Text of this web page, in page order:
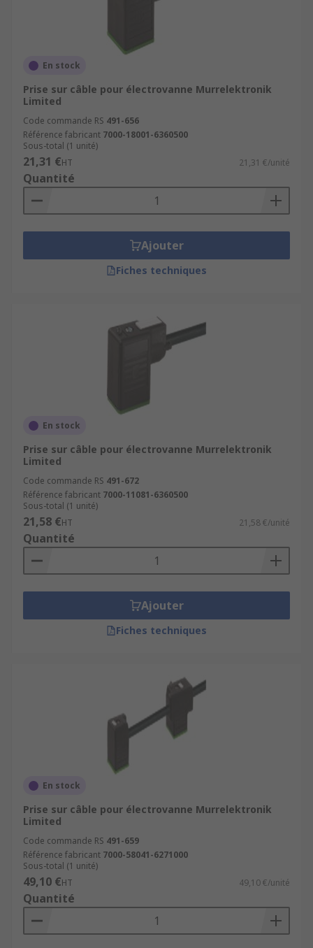
En stock
Prise sur câble pour électrovanne Murrelektronik
Limited
Code commande RS 491-656
Référence fabricant 7000-18001-6360500
Sous-total (1 unité)
21,31 €HT 21,31 €/unité
Quantité
Ajouter
Fiches techniques
En stock
Prise sur câble pour électrovanne Murrelektronik
Limited
Code commande RS 491-672
Référence fabricant 7000-11081-6360500
Sous-total (1 unité)
21,58 €HT 21,58 €/unité
Quantité
Ajouter
Fiches techniques
En stock
Prise sur câble pour électrovanne Murrelektronik
Limited
Code commande RS 491-659
Référence fabricant 7000-58041-6271000
Sous-total (1 unité)
49,10 €HT 49,10 €/unité
Quantité